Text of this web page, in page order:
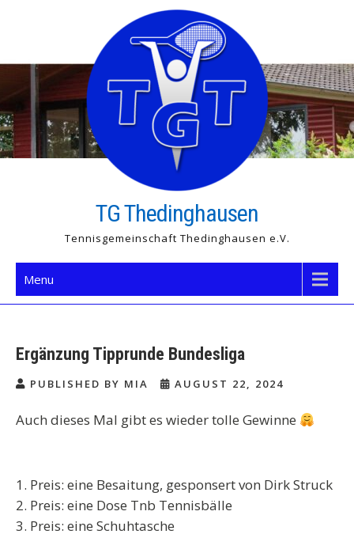
TG Thedinghausen
Tennisgemeinschaft Thedinghausen e.V.
Menu
Ergänzung Tipprunde Bundesliga
PUBLISHED BY MIA AUGUST 22, 2024
Auch dieses Mal gibt es wieder tolle Gewinne
1. Preis: eine Besaitung, gesponsert von Dirk Struck
2. Preis: eine Dose Tnb Tennisbälle
3. Preis: eine Schuhtasche